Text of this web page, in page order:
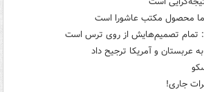
ما محصول مکتب عاشورا است
تمام تصمیم‌هایش از روی ترس است
عربستان و آمریکا ترجیح داد
جاری!